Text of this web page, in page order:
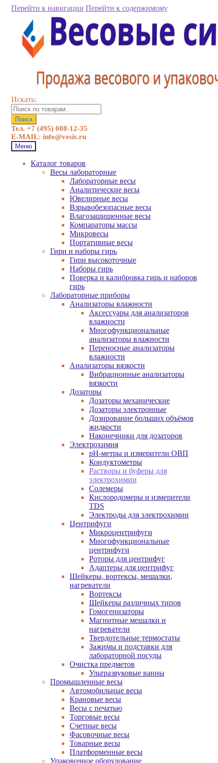
Перейти к навигации Перейти к содержимому
Искать:
Поиск
Тел. +7 (495) 008-12-35
E-MAIL: info@vesis.ru
Меню
Каталог товаров
Весы лабораторные
Лабораторные весы
Аналитические весы
Ювелирные весы
Взрывобезопасные весы
Влагозащищенные весы
Компараторы массы
Микровесы
Портативные весы
Гири и наборы гирь
Гири высокоточные
Наборы гирь
Поверка и калибровка гирь и наборов
гирь
Лабораторные приборы
Анализаторы влажности
Аксессуары для анализаторов
влажности
Многофункциональные
анализаторы влажности
Переносные анализаторы
влажности
Анализаторы вязкости
Вибрационные анализаторы
вязкости
Дозаторы
Дозаторы механические
Дозаторы электронные
Дозирование больших объёмов
жидкости
Наконечники для дозаторов
Электрохимия
pH-метры и измерители ОВП
Кондуктометры
Растворы и буферы для
электрохимии
Солемеры
Кислородомеры и измерители
TDS
Электроды для электрохимии
Центрифуги
Микроцентрифуги
Многофункциональные
центрифуги
Роторы для центрифуг
Адаптеры для центрифуг
Шейкеры, вортексы, мешалки,
нагреватели
Вортексы
Шейкеры различных типов
Гомогенизаторы
Магнитные мешалки и
нагреватели
Твердотельные термостаты
Зажимы и подставки для
лабораторной посуды
Очистка предметов
Ультразвуковые ванны
Промышленные весы
Автомобильные весы
Крановые весы
Весы с печатью
Торговые весы
Счетные весы
Фасовочные весы
Товарные весы
Платформенные весы
Упаковочное оборудование